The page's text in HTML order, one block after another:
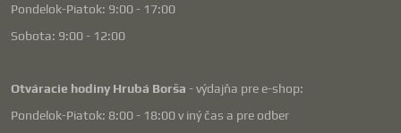
Pondelok-Piatok: 9:00 - 17:00
Sobota: 9:00 - 12:00
Otváracie hodiny Hrubá Borša - výdajňa pre e-shop:
Pondelok-Piatok: 8:00 - 18:00 v iný čas a pre odber